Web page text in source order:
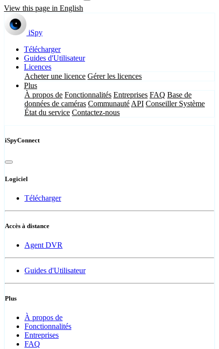
View this page in English
iSpy
Télécharger
Guides d'Utilisateur
Licences
Acheter une licence Gérer les licences
Plus
À propos de Fonctionnalités Entreprises FAQ Base de
données de caméras Communauté API Conseiller Système
État du service Contactez-nous
iSpyConnect
Logiciel
Télécharger
Accès à distance
Agent DVR
Guides d'Utilisateur
Plus
À propos de
Fonctionnalités
Entreprises
FAQ